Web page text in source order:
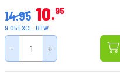
14.95 10 95
9.05 EXCL. BTW
- +